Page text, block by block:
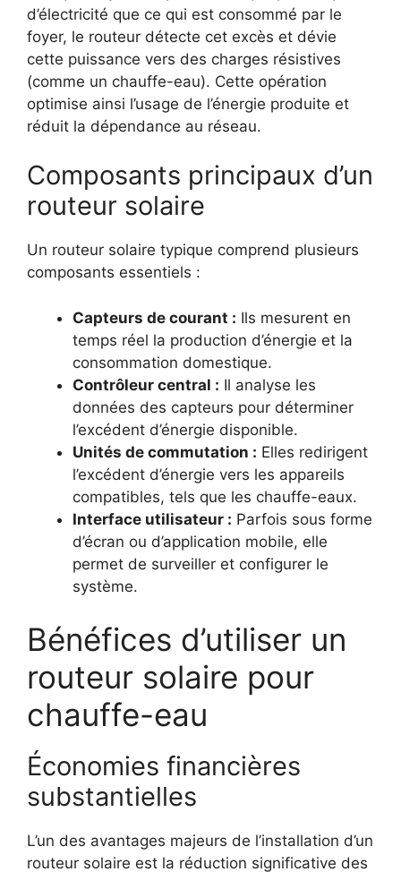
d’électricité que ce qui est consommé par le
foyer, le routeur détecte cet excès et dévie
cette puissance vers des charges résistives
(comme un chauffe-eau). Cette opération
optimise ainsi l’usage de l’énergie produite et
réduit la dépendance au réseau.
Composants principaux d’un
routeur solaire
Un routeur solaire typique comprend plusieurs
composants essentiels :
Capteurs de courant : Ils mesurent en
temps réel la production d’énergie et la
consommation domestique.
Contrôleur central : Il analyse les
données des capteurs pour déterminer
l’excédent d’énergie disponible.
Unités de commutation : Elles redirigent
l’excédent d’énergie vers les appareils
compatibles, tels que les chauffe-eaux.
Interface utilisateur : Parfois sous forme
d’écran ou d’application mobile, elle
permet de surveiller et configurer le
système.
Bénéfices d’utiliser un
routeur solaire pour
chauffe-eau
Économies financières
substantielles
L’un des avantages majeurs de l’installation d’un
routeur solaire est la réduction significative des